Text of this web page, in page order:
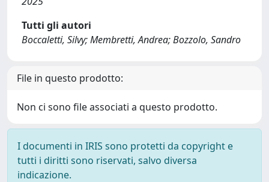
Tutti gli autori
Boccaletti, Silvy; Membretti, Andrea; Bozzolo, Sandro
File in questo prodotto:
Non ci sono file associati a questo prodotto.
I documenti in IRIS sono protetti da copyright e
tutti i diritti sono riservati, salvo diversa
indicazione.